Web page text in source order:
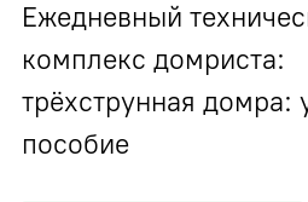
Ежедневный
комплекс домриста:
трёхструнная домра:
пособие